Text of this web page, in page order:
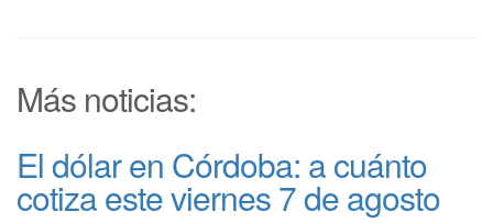
Más noticias:
El dólar en Córdoba: a cuánto
cotiza este viernes 7 de agosto